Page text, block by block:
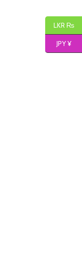
LKR ₨
JPY ¥